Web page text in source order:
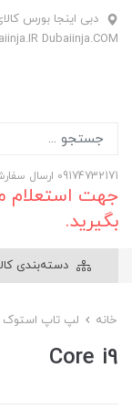
دبی اینجا بورس
Dubaiinja.COM
09174732171 ارسال سفارشات بصورت پس‌کرایه تیپاکس
جهت استعلام
بگیرید.
دسته‌بندی
خانه لپ تاپ استوک Laptop
Core i9